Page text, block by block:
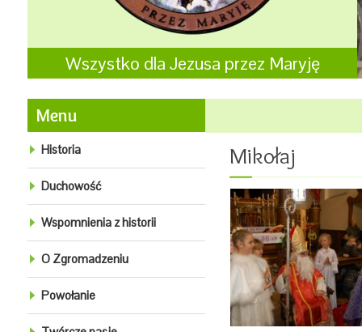
Wszystko dla Jezusa przez Maryję
Menu
Historia
Duchowość
Wspomnienia z historii
O Zgromadzeniu
Powołanie
Mikołaj